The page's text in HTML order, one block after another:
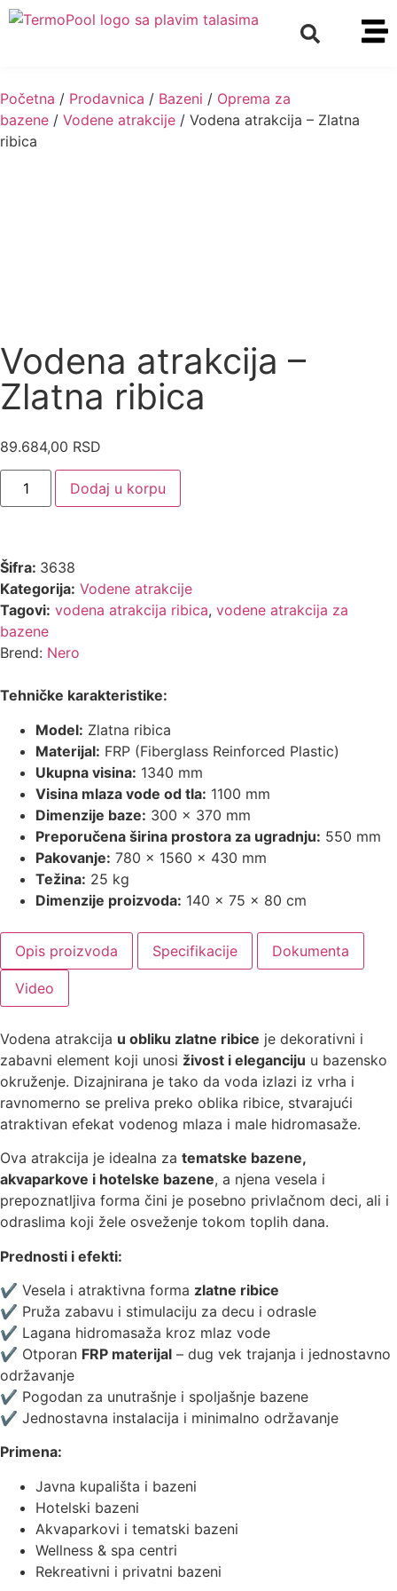
Početna / Prodavnica / Bazeni / Oprema za
bazene / Vodene atrakcije / Vodena atrakcija – Zlatna
ribica
Vodena atrakcija –
Zlatna ribica
89.684,00 RSD
Dodaj u korpu
Šifra: 3638
Kategorija: Vodene atrakcije
Tagovi: vodena atrakcija ribica, vodene atrakcija za
bazene
Brend: Nero
Tehničke karakteristike:
Model: Zlatna ribica
Materijal: FRP (Fiberglass Reinforced Plastic)
Ukupna visina: 1340 mm
Visina mlaza vode od tla: 1100 mm
Dimenzije baze: 300 × 370 mm
Preporučena širina prostora za ugradnju: 550 mm
Pakovanje: 780 × 1560 × 430 mm
Težina: 25 kg
Dimenzije proizvoda: 140 × 75 × 80 cm
Opis proizvoda Specifikacije Dokumenta
Video
Vodena atrakcija u obliku zlatne ribice je dekorativni i
zabavni element koji unosi živost i eleganciju u bazensko
okruženje. Dizajnirana je tako da voda izlazi iz vrha i
ravnomerno se preliva preko oblika ribice, stvarajući
atraktivan efekat vodenog mlaza i male hidromasaže.
Ova atrakcija je idealna za tematske bazene,
akvaparkove i hotelske bazene, a njena vesela i
prepoznatljiva forma čini je posebno privlačnom deci, ali i
odraslima koji žele osveženje tokom toplih dana.
Prednosti i efekti:
✔ Vesela i atraktivna forma zlatne ribice
✔ Pruža zabavu i stimulaciju za decu i odrasle
✔ Lagana hidromasaža kroz mlaz vode
✔ Otporan FRP materijal – dug vek trajanja i jednostavno
održavanje
✔ Pogodan za unutrašnje i spoljašnje bazene
✔ Jednostavna instalacija i minimalno održavanje
Primena:
Javna kupališta i bazeni
Hotelski bazeni
Akvaparkovi i tematski bazeni
Wellness & spa centri
Rekreativni i privatni bazeni